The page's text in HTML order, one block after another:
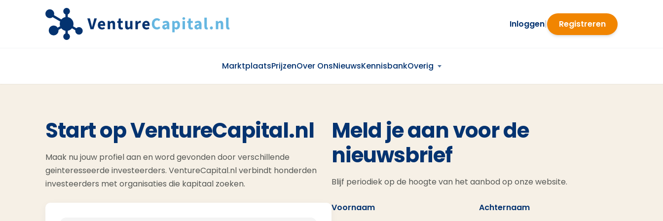
Inloggen| Registreren
MarktplaatsPrijzenOver OnsNieuwsKennisbankOverig
Start op VentureCapital.nl
Maak nu jouw profiel aan en word gevonden door verschillende
geinteresseerde investeerders. VentureCapital.nl verbindt honderden
investeerders met organisaties die kapitaal zoeken.
Meld je aan voor de
nieuwsbrief
Blijf periodiek op de hoogte van het aanbod op onze website.
Voornaam Achternaam